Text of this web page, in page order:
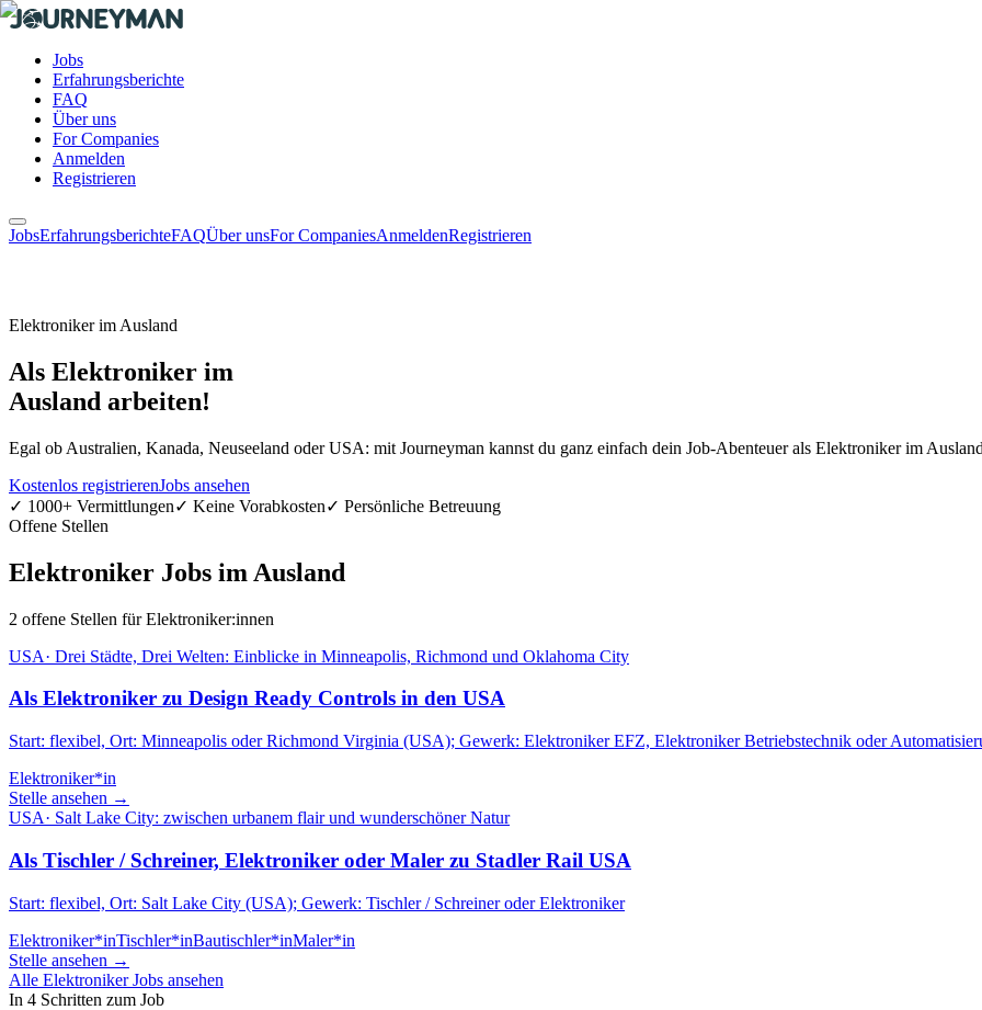
Jobs
Erfahrungsberichte
FAQ
Über uns
For Companies
Anmelden
Registrieren
JobsErfahrungsberichteFAQÜber unsFor CompaniesAnmeldenRegistrieren
Elektroniker im Ausland
Als Elektroniker im
Ausland arbeiten!
Egal ob Australien, Kanada, Neuseeland oder USA: mit Journeyman kannst du ganz einfach dein Job-Abenteuer als Elektroniker im
Kostenlos registrierenJobs ansehen
✓ 1000+ Vermittlungen✓ Keine Vorabkosten✓ Persönliche Betreuung
Offene Stellen
Elektroniker Jobs im Ausland
2 offene Stellen für Elektroniker:innen
USA· Drei Städte, Drei Welten: Einblicke in Minneapolis, Richmond und Oklahoma City
Als Elektroniker zu Design Ready Controls in den USA
Start: flexibel, Ort: Minneapolis oder Richmond Virginia (USA); Gewerk: Elektroniker EFZ, Elektroniker Betriebstechnik oder
Elektroniker*in
Stelle ansehen →
USA· Salt Lake City: zwischen urbanem flair und wunderschöner Natur
Als Tischler / Schreiner, Elektroniker oder Maler zu Stadler Rail USA
Start: flexibel, Ort: Salt Lake City (USA); Gewerk: Tischler / Schreiner oder Elektroniker
Elektroniker*inTischler*inBautischler*inMaler*in
Stelle ansehen →
Alle Elektroniker Jobs ansehen
In 4 Schritten zum Job